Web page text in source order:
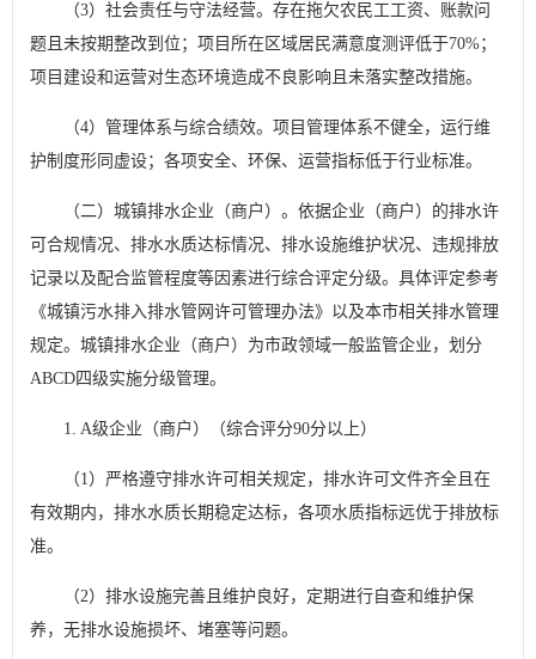
（3）社会责任与守法经营。存在拖欠农民工工资、账款问
题且未按期整改到位；项目所在区域居民满意度测评低于70%；
项目建设和运营对生态环境造成不良影响且未落实整改措施。
（4）管理体系与综合绩效。项目管理体系不健全，运行维
护制度形同虚设；各项安全、环保、运营指标低于行业标准。
（二）城镇排水企业（商户）。依据企业（商户）的排水许
可合规情况、排水水质达标情况、排水设施维护状况、违规排放
记录以及配合监管程度等因素进行综合评定分级。具体评定参考
《城镇污水排入排水管网许可管理办法》以及本市相关排水管理
规定。城镇排水企业（商户）为市政领域一般监管企业，划分
ABCD四级实施分级管理。
1. A级企业（商户）（综合评分90分以上）
（1）严格遵守排水许可相关规定，排水许可文件齐全且在
有效期内，排水水质长期稳定达标，各项水质指标远优于排放标
准。
（2）排水设施完善且维护良好，定期进行自查和维护保
养，无排水设施损坏、堵塞等问题。